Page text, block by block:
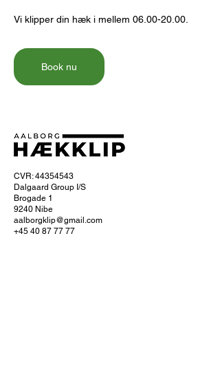
Vi klipper din hæk i mellem 06.00-20.00.
Book nu
CVR: 44354543
Dalgaard Group I/S
Brogade 1
9240 Nibe
aalborgklip@gmail.com
+45 40 87 77 77